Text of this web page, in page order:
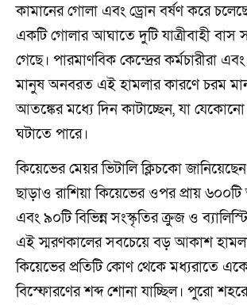
কামানের গোলা এবং ড্রোন বর্ষণ করে
একটি গোলার আঘাতে দুটি যাত্রীবাহী বাস
গেছে। পারমাণবিক কেন্দ্রের কর্মচারীরা
মানুষ অনবরত এই হামলার কারণে চরম
আতঙ্কের মধ্যে দিন কাটাচ্ছেন, যা
ঘটাতে পারে।
কিয়েভের মেয়র ভিটালি ক্লিচকো
ছাড়াও রাশিয়া কিয়েভের ওপর প্রায়
এবং ৯০টি বিভিন্ন সংস্কৃতির ক্রুজ ও
এই স্মরণকালের সবচেয়ে বড় আকাশ
কিয়েভের প্রতিটি কোণ থেকে মধ্যরাতে
বিস্ফোরণের শব্দ শোনা যাচ্ছিল। পুরো